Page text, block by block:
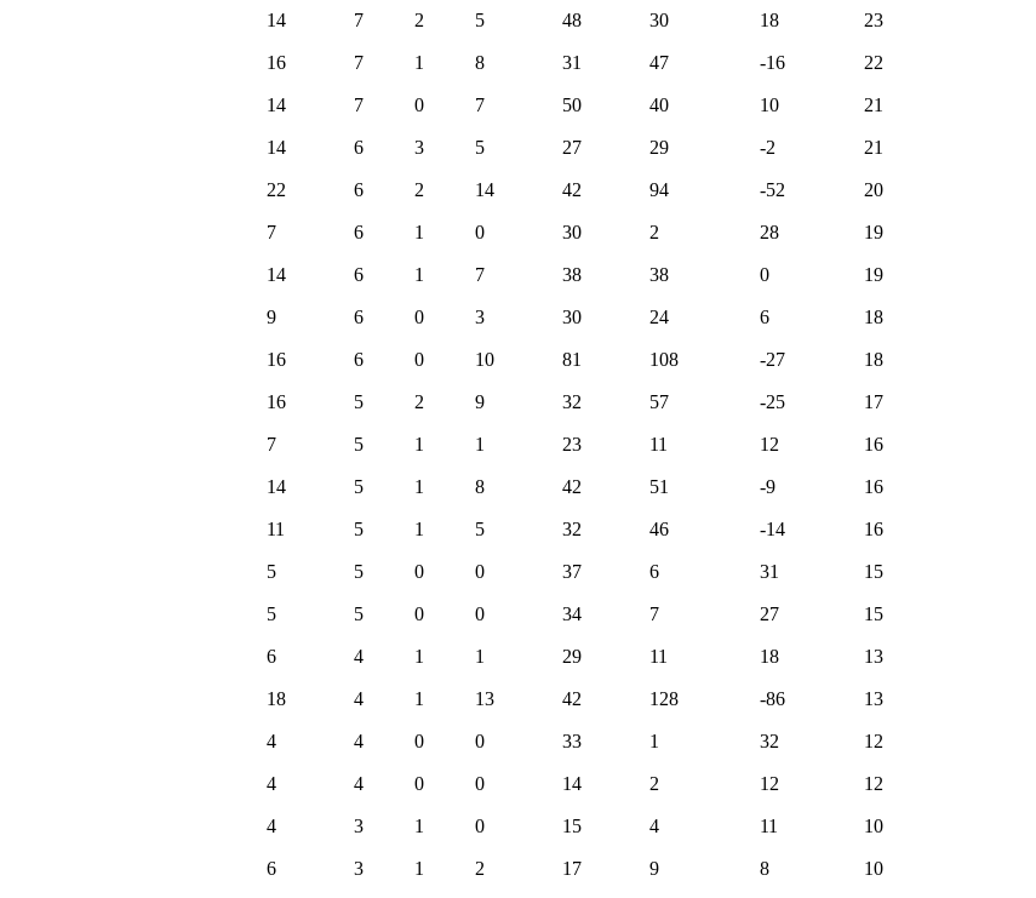
14 7 2 5 48 30 18 23
16 7 1 8 31 47 -16 22
14 7 0 7 50 40 10 21
14 6 3 5 27 29 -2 21
22 6 2 14 42 94 -52 20
7 6 1 0 30 2 28 19
14 6 1 7 38 38 0 19
9 6 0 3 30 24 6 18
16 6 0 10 81 108 -27 18
16 5 2 9 32 57 -25 17
7 5 1 1 23 11 12 16
14 5 1 8 42 51 -9 16
11 5 1 5 32 46 -14 16
5 5 0 0 37 6 31 15
5 5 0 0 34 7 27 15
6 4 1 1 29 11 18 13
18 4 1 13 42 128 -86 13
4 4 0 0 33 1 32 12
4 4 0 0 14 2 12 12
4 3 1 0 15 4 11 10
6 3 1 2 17 9 8 10